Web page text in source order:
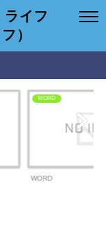
ライフ
）
ビジネス
ビジネス